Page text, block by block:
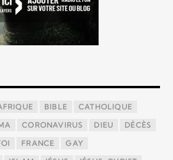
BIBLE CATHOLIQUE
CORONAVIRUS DIEU DÉCÈS
FRANCE GAY